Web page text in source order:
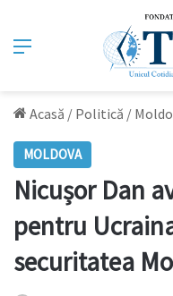
Meniu
Acasă / Politică /
MOLDOVA
Nicușor Dan
pentru
securitatea